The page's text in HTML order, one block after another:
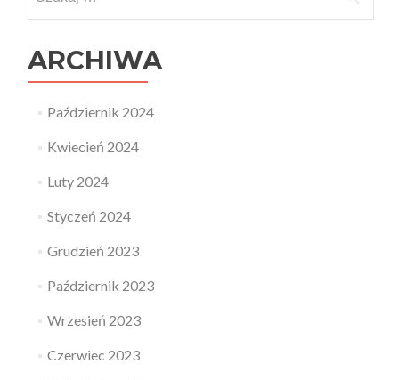
ARCHIWA
Październik 2024
Kwiecień 2024
Luty 2024
Styczeń 2024
Grudzień 2023
Październik 2023
Wrzesień 2023
Czerwiec 2023